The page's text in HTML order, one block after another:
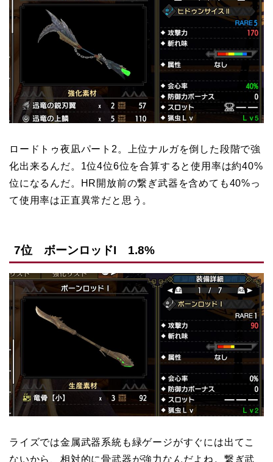
ロードトゥ夜凪パート2。上位ナルガを倒した段階で強
化出来るんだ。1位4位6位を合算すると使用率は約40%
位になるんだ。HR開放前の繋ぎ武器を含めても40%っ
て使用率は正直異常だと思う。
7位 ボーンロッドI 1.8%
ライズでは金属武器系統も緑ゲージがすぐには出てこ
ないから、相対的に骨武器が強力なんだよね。繋ぎ武